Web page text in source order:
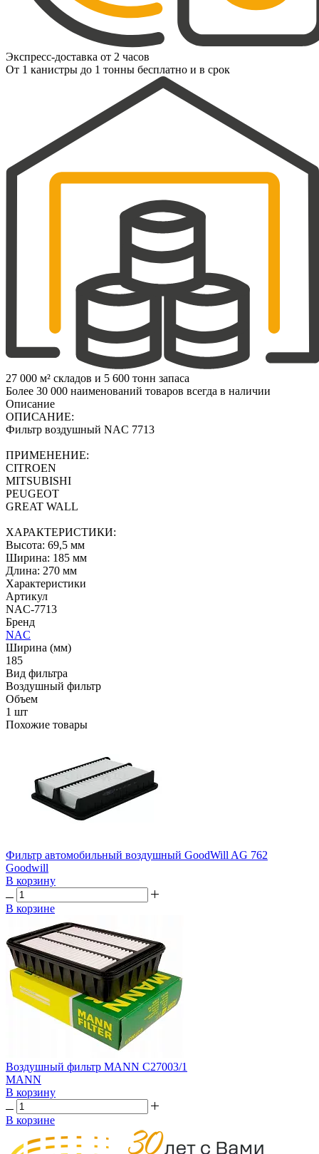
Экспресс-доставка от 2 часов
От 1 канистры до 1 тонны бесплатно и в срок
27 000 м² складов и 5 600 тонн запаса
Более 30 000 наименований товаров всегда в наличии
Описание
ОПИСАНИЕ:
Фильтр воздушный NAC 7713
ПРИМЕНЕНИЕ:
CITROEN
MITSUBISHI
PEUGEOT
GREAT WALL
ХАРАКТЕРИСТИКИ:
Высота: 69,5 мм
Ширина: 185 мм
Длина: 270 мм
Характеристики
Артикул
NAC-7713
Бренд
NAC
Ширина (мм)
185
Вид фильтра
Воздушный фильтр
Объем
1 шт
Похожие товары
Фильтр автомобильный воздушный GoodWill AG 762
Goodwill
В корзину
В корзине
Воздушный фильтр MANN C27003/1
MANN
В корзину
В корзине